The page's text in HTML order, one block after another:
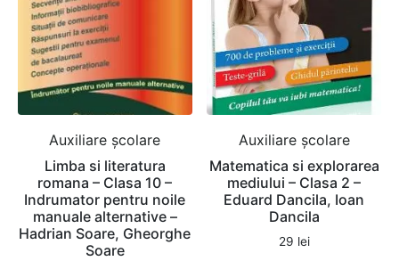
Auxiliare şcolare
Limba si literatura
romana – Clasa 10 –
Indrumator pentru noile
manuale alternative –
Hadrian Soare, Gheorghe
Soare
Auxiliare şcolare
Matematica si explorarea
mediului – Clasa 2 –
Eduard Dancila, Ioan
Dancila
29 lei